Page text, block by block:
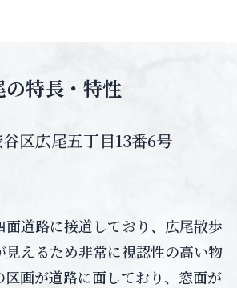
特長・特性
区広尾五丁目13番6号
道路に接道しており、広尾散歩
見えるため非常に視認性の高い物
画が道路に面しており、窓面が